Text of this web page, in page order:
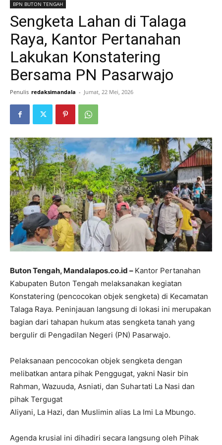
BPN BUTON TENGAH
Sengketa Lahan di Talaga
Raya, Kantor Pertanahan
Lakukan Konstatering
Bersama PN Pasarwajo
Penulis redaksimandala - Jumat, 22 Mei, 2026
​Buton Tengah, Mandalapos.co.id – Kantor Pertanahan
Kabupaten Buton Tengah melaksanakan kegiatan
Konstatering (pencocokan objek sengketa) di Kecamatan
Talaga Raya. ​Peninjauan langsung di lokasi ini merupakan
bagian dari tahapan hukum atas sengketa tanah yang
bergulir di Pengadilan Negeri (PN) Pasarwajo.
Pelaksanaan pencocokan objek sengketa dengan
melibatkan antara pihak Penggugat, yakni Nasir bin
Rahman, Wazuuda, Asniati, dan Suhartati La Nasi dan
pihak Tergugat
Aliyani, La Hazi, dan Muslimin alias La Imi La Mbungo.
​Agenda krusial ini dihadiri secara langsung oleh Pihak